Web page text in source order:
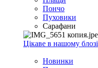
Пончо
Пуховики
Сарафани
Цікаве в нашому блозі
Новинки